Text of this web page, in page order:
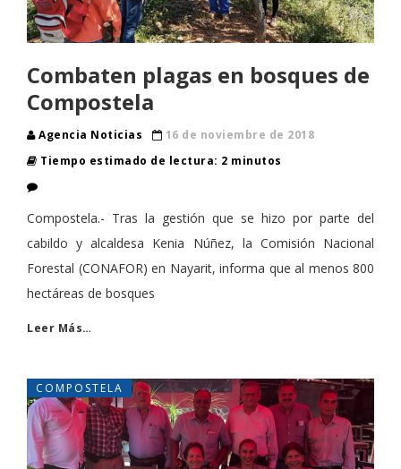
Combaten plagas en bosques de
Compostela
Agencia Noticias
16 de noviembre de 2018
Tiempo estimado de lectura: 2 minutos
Compostela.- Tras la gestión que se hizo por parte del
cabildo y alcaldesa Kenia Núñez, la Comisión Nacional
Forestal (CONAFOR) en Nayarit, informa que al menos 800
hectáreas de bosques
Leer Más…
COMPOSTELA